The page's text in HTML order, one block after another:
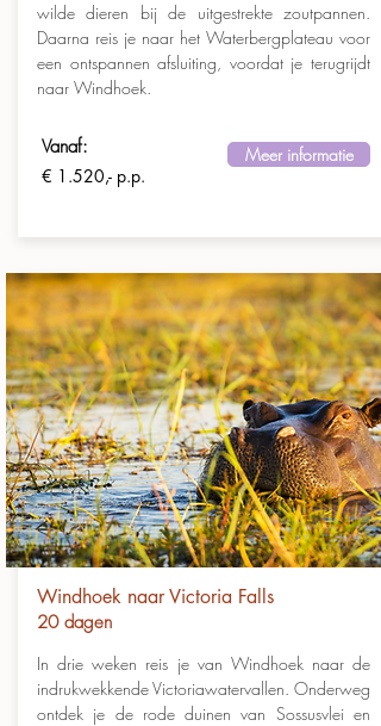
wilde dieren bij de uitgestrekte zoutpannen.
Daarna reis je naar het Waterbergplateau voor
een ontspannen afsluiting, voordat je terugrijdt
naar Windhoek.
Vanaf:
€ 1.520,- p.p.
Meer informatie
Windhoek naar Victoria Falls
20 dagen
In drie weken reis je van Windhoek naar de
indrukwekkende Victoriawatervallen. Onderweg
ontdek je de rode duinen van Sossusvlei en